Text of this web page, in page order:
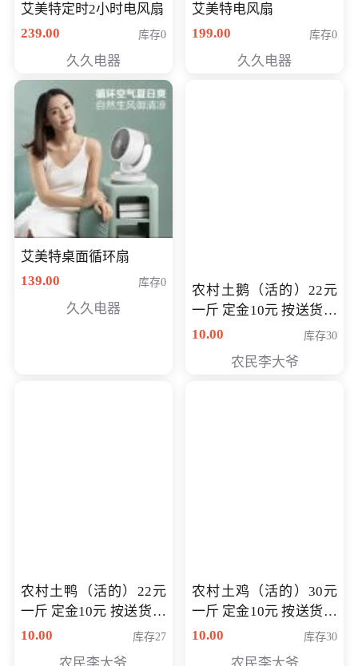
艾美特定时2小时电风扇
239.00
库存0
久久电器
艾美特电风扇
199.00
库存0
久久电器
艾美特桌面循环扇
139.00
库存0
久久电器
农村土鹅（活的）22元
一斤 定金10元 按送货交
付时秤重计算货款 定金
10.00 库存30
农民李大爷
农村土鸭（活的）22元
一斤 定金10元 按送货交
付时秤重计算货款 定金
10.00 库存27
农村土鸡（活的）30元
一斤 定金10元 按送货交
付时秤重计算货款 定金
10.00 库存30